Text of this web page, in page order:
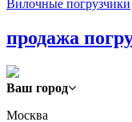
Вилочные погрузчики
продажа
Ваш город
Москва